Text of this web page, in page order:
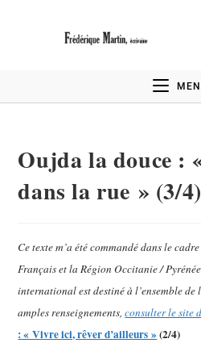
Oujda la douce :
dans la rue » (3/4)
Ce texte m’a été commandé dans le
Français et la Région Occitanie /
international est destiné à l’ensemble
amples renseignements,consulter le site
: « Vivre ici, rêver d’ailleurs » (2/4)